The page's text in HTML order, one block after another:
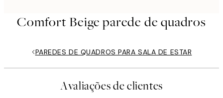
Comfort Beige parede de quadros
PAREDES DE QUADROS PARA SALA DE ESTAR
Avaliações de clientes